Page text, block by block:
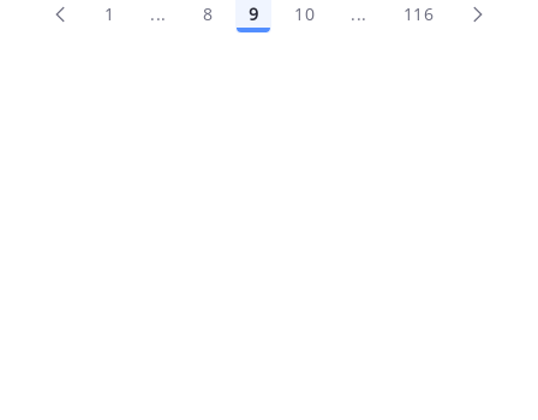
1 ...Pàgines intermèdies Utilitzeu TAB per
8 9 10 ...Pàgines
116